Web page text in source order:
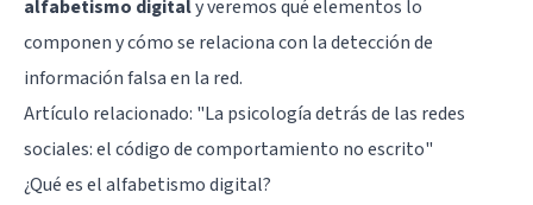
alfabetismo digitaly veremos qué elementos lo
componen y cómo se relaciona con la detección de
información falsa en la red.
Artículo relacionado: "La psicología detrás de las redes
sociales: el código de comportamiento no escrito"
¿Qué es el alfabetismo digital?